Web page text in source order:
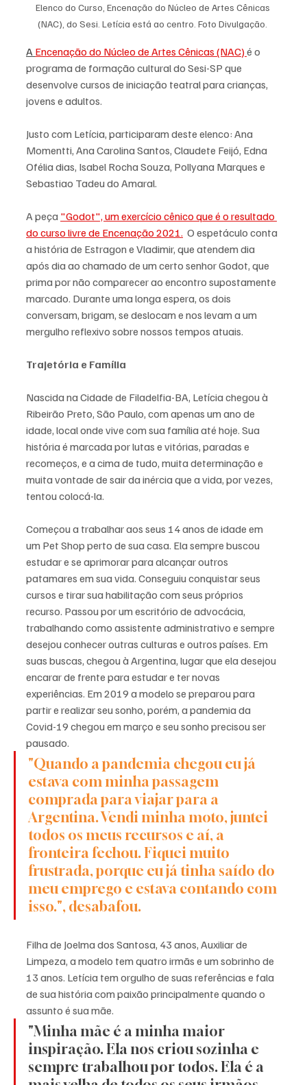
Elenco do Curso, Encenação do Núcleo de Artes Cênicas
(NAC), do Sesi. Letícia está ao centro. Foto Divulgação.
A Encenação do Núcleo de Artes Cênicas (NAC) é o
programa de formação cultural do Sesi-SP que
desenvolve cursos de iniciação teatral para crianças,
jovens e adultos.
Justo com Letícia, participaram deste elenco: Ana
Momentti, Ana Carolina Santos, Claudete Feijó, Edna
Ofélia dias, Isabel Rocha Souza, Pollyana Marques e
Sebastiao Tadeu do Amaral.
A peça "Godot", um exercício cênico que é o resultado
do curso livre de Encenação 2021.
  O espetáculo conta
a história de Estragon e Vladimir, que atendem dia
após dia ao chamado de um certo senhor Godot, que
prima por não comparecer ao encontro supostamente
marcado. Durante uma longa espera, os dois
conversam, brigam, se deslocam e nos levam a um
mergulho reflexivo sobre nossos tempos atuais.
Trajetória e Família
Nascida na Cidade de Filadelfia-BA, Letícia chegou à
Ribeirão Preto, São Paulo, com apenas um ano de
idade, local onde vive com sua família até hoje. Sua
história é marcada por lutas e vitórias, paradas e
recomeços, e a cima de tudo, muita determinação e
muita vontade de sair da inércia que a vida, por vezes,
tentou colocá-la.
Começou a trabalhar aos seus 14 anos de idade em
um Pet Shop perto de sua casa. Ela sempre buscou
estudar e se aprimorar para alcançar outros
patamares em sua vida. Conseguiu conquistar seus
cursos e tirar sua habilitação com seus próprios
recurso. Passou por um escritório de advocácia,
trabalhando como assistente administrativo e sempre
desejou conhecer outras culturas e outros países. Em
suas buscas, chegou à Argentina, lugar que ela desejou
encarar de frente para estudar e ter novas
experiências. Em 2019 a modelo se preparou para
partir e realizar seu sonho, porém, a pandemia da
Covid-19 chegou em março e seu sonho precisou ser
pausado.
"Quando a pandemia chegou eu já
estava com minha passagem
comprada para viajar para a
Argentina. Vendi minha moto, juntei
todos os meus recursos e aí, a
fronteira fechou. Fiquei muito
frustrada, porque eu já tinha saído do
meu emprego e estava contando com
isso.", desabafou.
Filha de Joelma dos Santosa, 43 anos, Auxiliar de
Limpeza, a modelo tem quatro irmãs e um sobrinho de
13 anos. Letícia tem orgulho de suas referências e fala
de sua história com paixão principalmente quando o
assunto é sua mãe.
"Minha mãe é a minha maior
inspiração. Ela nos criou sozinha e
sempre trabalhou por todos. Ela é a